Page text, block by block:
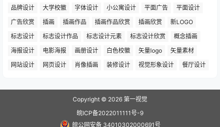
品牌设计
大学校徽 字体设计 小公寓设计 平面广告
平面设计
广告欣赏
插画 插画作品 插画作品欣赏 插画欣赏
新LOGO
标志设计
标志设计作品 标志设计元素 标志设计欣赏
概念插画
海报设计
电影海报 画册设计 白色校徽 矢量logo
矢量素材
网站设计
网页设计 肖像插画 装修设计 视觉形象设计 餐厅设计
Copyright © 2026 第一视觉
皖ICP备2022011111号-9
皖公网安备 34010302000691号